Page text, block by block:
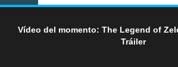
Vídeo del momento: The Legend of
Tráiler